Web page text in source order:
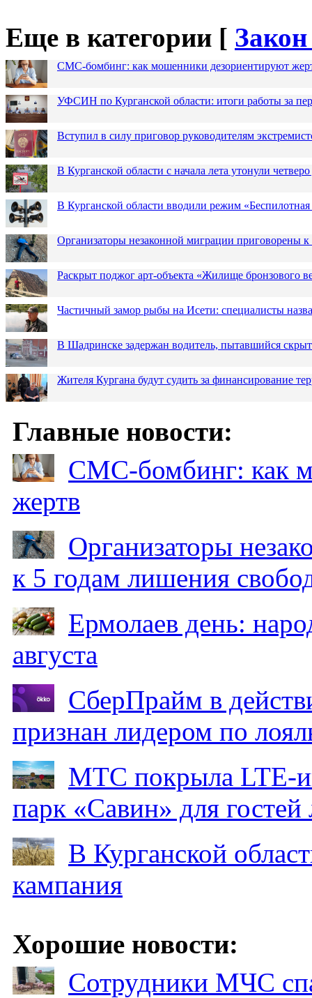
Еще в категории [
СМС-бомбинг: как мошенники дезориентируют
УФСИН по Курганской области: итоги работы за
Вступил в силу приговор руководителям
В Курганской области с начала лета утонули четверо
В Курганской области вводили режим «Беспилотная
Организаторы незаконной миграции приговорены
Раскрыт поджог арт-объекта «Жилище бронзового
Частичный замор рыбы на Исети: специалисты
В Шадринске задержан водитель, пытавшийся
Жителя Кургана будут судить за финансирование
Главные новости:
СМС-бомбинг: как
жертв
Организаторы
к 5 годам лишения
Ермолаев день:
августа
СберПрайм в
признан лидером по
МТС покрыла LTE-
парк «Савин» для гостей
В Курганской
кампания
Хорошие новости:
Сотрудники МЧС